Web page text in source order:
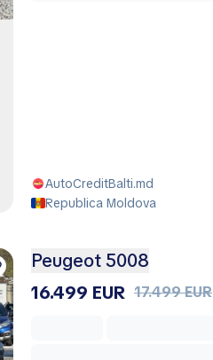
AutoCreditBalti.md
Republica Moldova
Peugeot 5008
16.499 EUR 17.499 EUR